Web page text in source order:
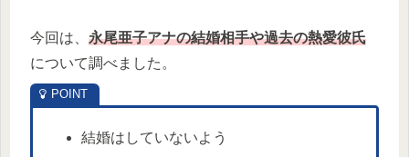
今回は、 永尾亜子アナの結婚相手や過去の熱愛彼氏
について調べました。
結婚はしていないよう